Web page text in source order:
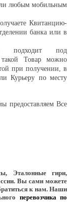
любым мобильным
Квитанцию-
банка или в
подходит под
Товар можно
при получении, в
Курьеру по месту
предоставляем Все
Эталонные гири,
Вы сами можете
к нам. Наши
перевозчика по